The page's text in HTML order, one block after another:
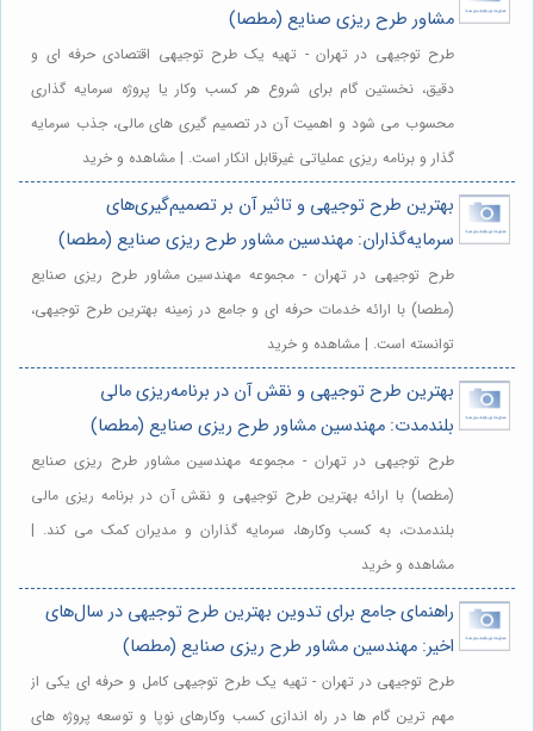
مشاور طرح ریزی صنایع (مطصا)
طرح توجیهی در تهران - تهیه یک طرح توجیهی اقتصادی حرفه ای و
دقیق، نخستین گام برای شروع هر کسب وکار یا پروژه سرمایه گذاری
محسوب می شود و اهمیت آن در تصمیم گیری های مالی، جذب سرمایه
گذار و برنامه ریزی عملیاتی غیرقابل انکار است. | مشاهده و خرید
بهترین طرح توجیهی و تاثیر آن بر تصمیم‌گیری‌های
سرمایه‌گذاران: مهندسین مشاور طرح ریزی صنایع (مطصا)
طرح توجیهی در تهران - مجموعه مهندسین مشاور طرح ریزی صنایع
(مطصا) با ارائه خدمات حرفه ای و جامع در زمینه بهترین طرح توجیهی،
توانسته است. | مشاهده و خرید
بهترین طرح توجیهی و نقش آن در برنامه‌ریزی مالی
بلندمدت: مهندسین مشاور طرح ریزی صنایع (مطصا)
طرح توجیهی در تهران - مجموعه مهندسین مشاور طرح ریزی صنایع
(مطصا) با ارائه بهترین طرح توجیهی و نقش آن در برنامه ریزی مالی
بلندمدت، به کسب وکارها، سرمایه گذاران و مدیران کمک می کند. |
مشاهده و خرید
راهنمای جامع برای تدوین بهترین طرح توجیهی در سال‌های
اخیر: مهندسین مشاور طرح ریزی صنایع (مطصا)
طرح توجیهی در تهران - تهیه یک طرح توجیهی کامل و حرفه ای یکی از
مهم ترین گام ها در راه اندازی کسب وکارهای نوپا و توسعه پروژه های